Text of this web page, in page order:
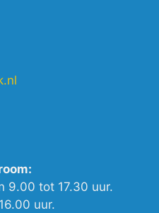
9.00 tot 17.30 uur.
uur.